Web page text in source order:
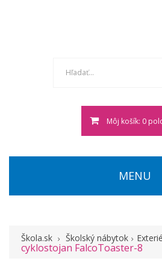
Môj košík: 0
MENU
Škola.sk Školský nábytok
cyklostojan FalcoToaster-8